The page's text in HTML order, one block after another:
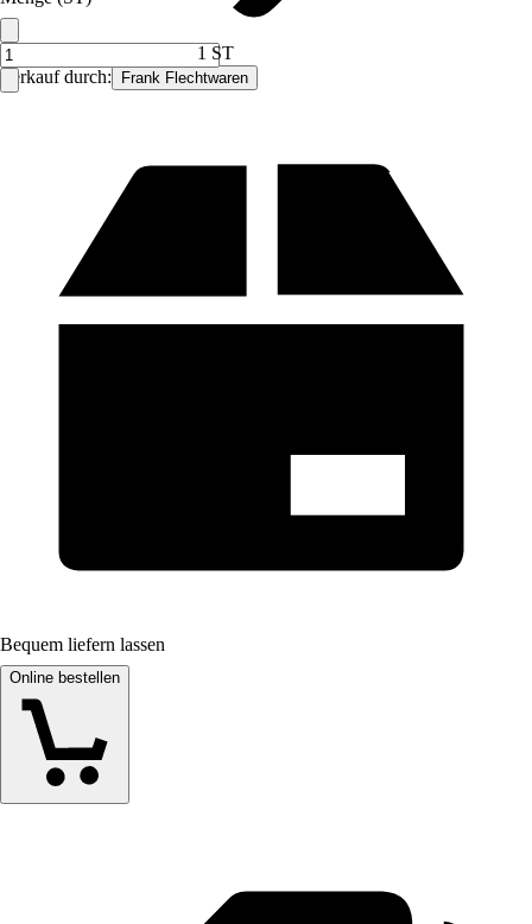
Verkauf durch: Frank Flechtwaren
1 ST
Bequem liefern lassen
Online bestellen